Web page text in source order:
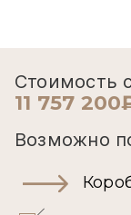
Стоимость
11 757
Возможно